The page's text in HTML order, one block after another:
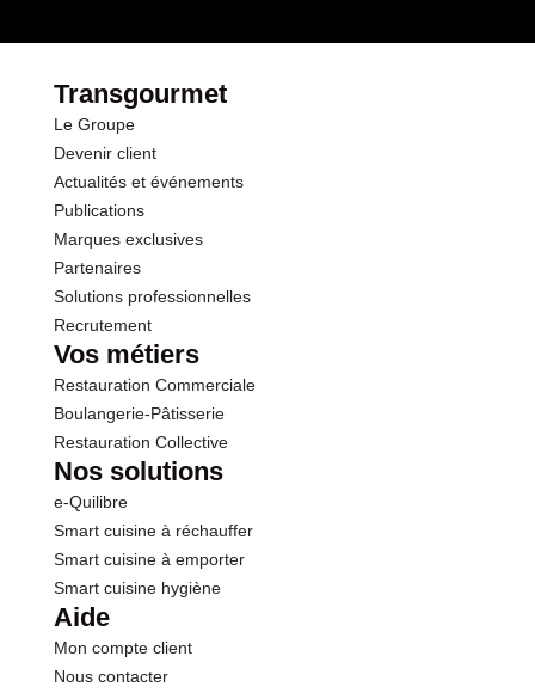
Protéines
Sel
Opérations
Transgourmet
Le Groupe
Devenir client
Actualités et événements
Publications
Marques exclusives
Partenaires
Solutions professionnelles
Recrutement
Vos métiers
Restauration Commerciale
Boulangerie-Pâtisserie
Restauration Collective
Nos solutions
e-Quilibre
Smart cuisine à réchauffer
Smart cuisine à emporter
Smart cuisine hygiène
Aide
Mon compte client
Nous contacter